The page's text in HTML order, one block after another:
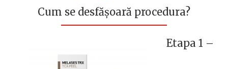
Cum se desfășoară procedura?
Etapa 1 –